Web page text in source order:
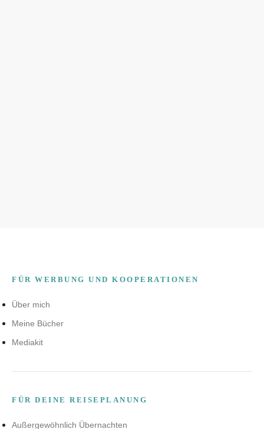
FÜR WERBUNG UND KOOPERATIONEN
Über mich
Meine Bücher
Mediakit
FÜR DEINE REISEPLANUNG
Außergewöhnlich Übernachten